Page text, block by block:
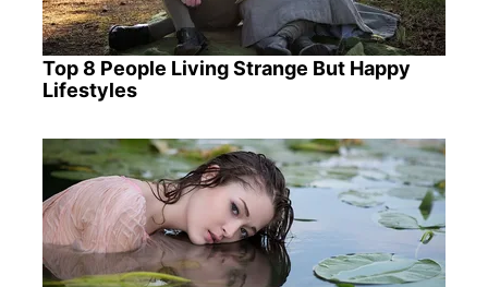
Top 8 People Living Strange But Happy
Lifestyles